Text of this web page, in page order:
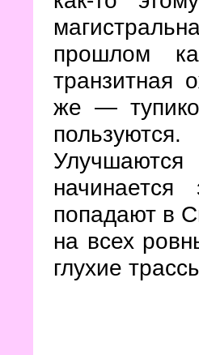
прошлом
транзитная
же —
начинается
попадают в
на всех
глухие